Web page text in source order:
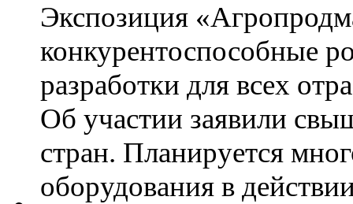
Экспозиция
конкурентоспособные
разработки для всех
Об участии заявили
стран. Планируется
оборудования в